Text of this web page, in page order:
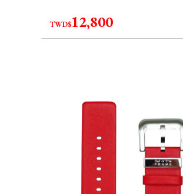
TWD$12,800